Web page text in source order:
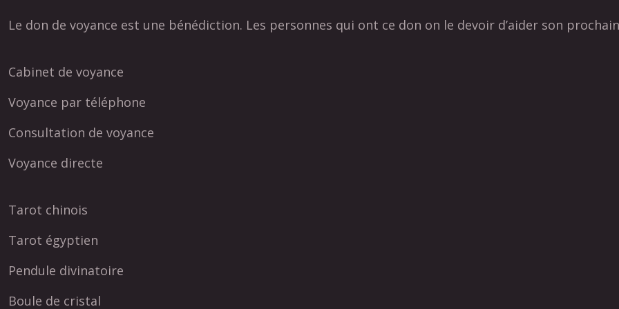
Le don de voyance est une bénédiction. Les personnes qui ont ce don on le devoir d’aider son
Cabinet de voyance
Voyance par téléphone
Consultation de voyance
Voyance directe
Tarot chinois
Tarot égyptien
Pendule divinatoire
Boule de cristal